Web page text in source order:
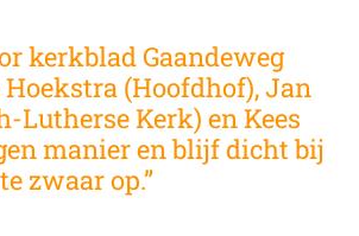
kerkblad Gaandeweg
(Hoofdhof), Jan
Lutherse Kerk) en Kees
manier en blijf dicht bij
zwaar op.”